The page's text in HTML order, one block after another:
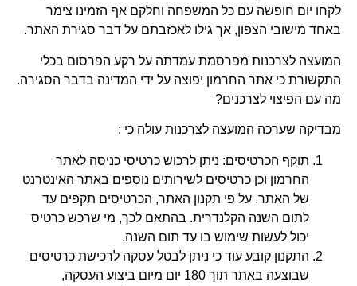
לקחו יום חופשה עם כל המשפחה וחלקם אף הזמינו צימר
באחד מישובי הצפון, אך גילו לאכזבתם על דבר סגירת האתר.
המועצה לצרכנות מפרסמת עמדתה על רקע הפרסום בכלי
התקשורת כי אתר החרמון יפוצה על ידי המדינה בדבר הסגירה.
מה עם הפיצוי לצרכנים?
מבדיקה שערכה המועצה לצרכנות עולה כי :
תוקף הכרטיסים: ניתן לרכוש כרטיסי כניסה לאתר
החרמון וכן כרטיסים לשירותים נוספים באתר האינטרנט
של האתר. על פי תקנון האתר, הכרטיסים תקפים עד
לתום השנה הקלנדרית. בהתאם לכך, מי שרכש כרטיס
יכול לעשות שימוש בו עד תום השנה.
התקנון קובע עוד כי ניתן לבטל עסקה לרכישת כרטיסים
שבוצעה באתר תוך 180 יום מיום ביצוע העסקה,